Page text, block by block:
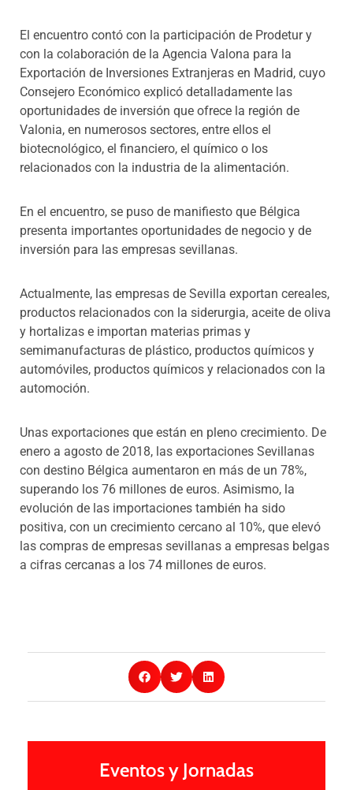
El encuentro contó con la participación de Prodetur y
con la colaboración de la Agencia Valona para la
Exportación de Inversiones Extranjeras en Madrid, cuyo
Consejero Económico explicó detalladamente las
oportunidades de inversión que ofrece la región de
Valonia, en numerosos sectores, entre ellos el
biotecnológico, el financiero, el químico o los
relacionados con la industria de la alimentación.
En el encuentro, se puso de manifiesto que Bélgica
presenta importantes oportunidades de negocio y de
inversión para las empresas sevillanas.
Actualmente, las empresas de Sevilla exportan cereales,
productos relacionados con la siderurgia, aceite de oliva
y hortalizas e importan materias primas y
semimanufacturas de plástico, productos químicos y
automóviles, productos químicos y relacionados con la
automoción.
Unas exportaciones que están en pleno crecimiento. De
enero a agosto de 2018, las exportaciones Sevillanas
con destino Bélgica aumentaron en más de un 78%,
superando los 76 millones de euros. Asimismo, la
evolución de las importaciones también ha sido
positiva, con un crecimiento cercano al 10%, que elevó
las compras de empresas sevillanas a empresas belgas
a cifras cercanas a los 74 millones de euros.
Eventos y Jornadas